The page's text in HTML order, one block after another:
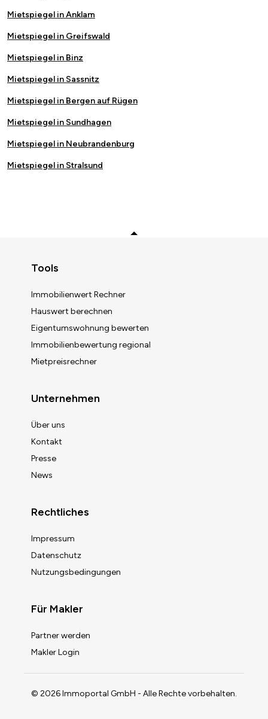
Mietspiegel in Anklam
Mietspiegel in Greifswald
Mietspiegel in Binz
Mietspiegel in Sassnitz
Mietspiegel in Bergen auf Rügen
Mietspiegel in Sundhagen
Mietspiegel in Neubrandenburg
Mietspiegel in Stralsund
Tools
Immobilienwert Rechner
Hauswert berechnen
Eigentumswohnung bewerten
Immobilienbewertung regional
Mietpreisrechner
Unternehmen
Über uns
Kontakt
Presse
News
Rechtliches
Impressum
Datenschutz
Nutzungsbedingungen
Für Makler
Partner werden
Makler Login
© 2026 Immoportal GmbH - Alle Rechte vorbehalten.